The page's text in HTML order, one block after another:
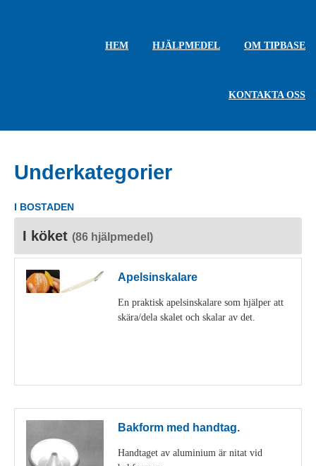
HEM HJÄLPMEDEL OM TIPBASE
KONTAKTA OSS
Underkategorier
I BOSTADEN
I köket (86 hjälpmedel)
Apelsinskalare
En praktisk apelsinskalare som hjälper att
skära/dela skalet och skalar av det.
Bakform med handtag.
Handtaget av aluminium är nitat vid